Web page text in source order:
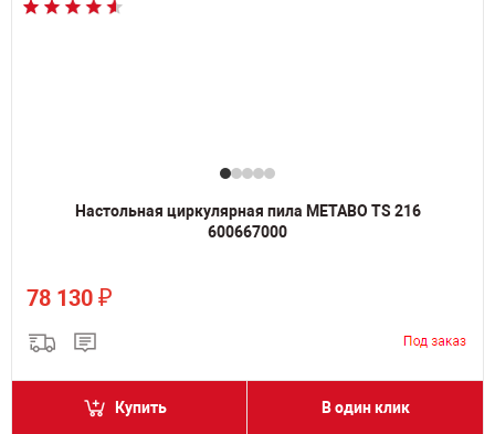
Настольная циркулярная пила METABO TS 216
600667000
78 130 ₽
Купить В один клик